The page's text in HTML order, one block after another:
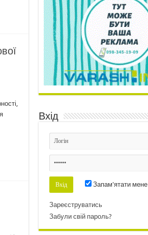
Вхід
Запам'ятати мене
Зареєструватись
Забули свій пароль?